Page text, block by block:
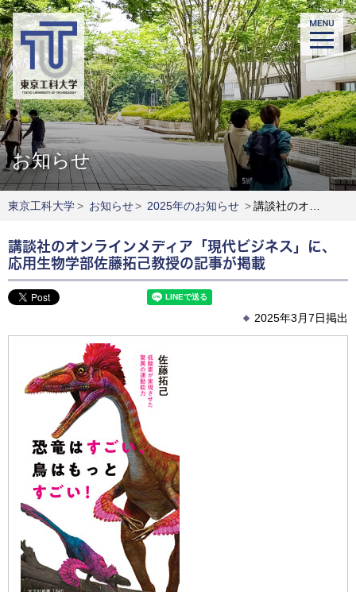
お知らせ
東京工科大学> お知らせ> 2025年のお知らせ >講談社のオンラインメディア「現代ビジネス」に、応用生物学部佐藤拓己教授の記事が掲載
講談社のオンラインメディア「現代ビジネス」に、
応用生物学部佐藤拓己教授の記事が掲載
2025年3月7日掲出